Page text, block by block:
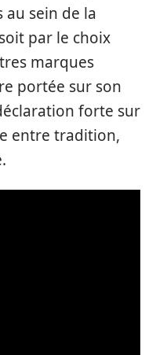
au sein de la
par le choix
marques
portée sur son
forte sur
entre tradition,